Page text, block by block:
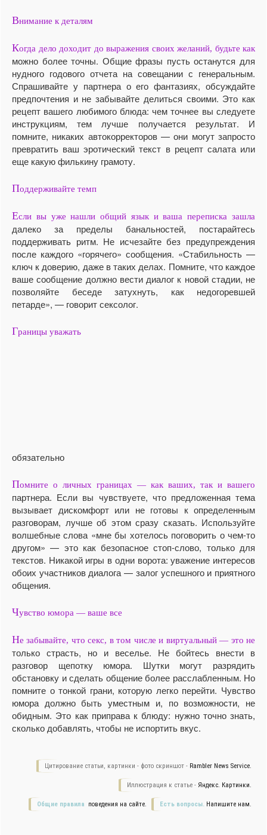
Внимание к деталям
Когда дело доходит до выражения своих желаний, будьте как
можно более точны. Общие фразы пусть останутся для
нудного годового отчета на совещании с генеральным.
Спрашивайте у партнера о его фантазиях, обсуждайте
предпочтения и не забывайте делиться своими. Это как
рецепт вашего любимого блюда: чем точнее вы следуете
инструкциям, тем лучше получается результат. И
помните, никаких автокорректоров — они могут запросто
превратить ваш эротический текст в рецепт салата или
еще какую филькину грамоту.
Поддерживайте темп
Если вы уже нашли общий язык и ваша переписка зашла
далеко за пределы банальностей, постарайтесь
поддерживать ритм. Не исчезайте без предупреждения
после каждого «горячего» сообщения. «Стабильность —
ключ к доверию, даже в таких делах. Помните, что каждое
ваше сообщение должно вести диалог к новой стадии, не
позволяйте беседе затухнуть, как недогоревшей
петарде», — говорит сексолог.
Границы уважать
обязательно
Помните о личных границах — как ваших, так и вашего
партнера. Если вы чувствуете, что предложенная тема
вызывает дискомфорт или не готовы к определенным
разговорам, лучше об этом сразу сказать. Используйте
волшебные слова «мне бы хотелось поговорить о чем-то
другом» — это как безопасное стоп-слово, только для
текстов. Никакой игры в одни ворота: уважение интересов
обоих участников диалога — залог успешного и приятного
общения.
Чувство юмора — ваше все
Не забывайте, что секс, в том числе и виртуальный — это не
только страсть, но и веселье. Не бойтесь внести в
разговор щепотку юмора. Шутки могут разрядить
обстановку и сделать общение более расслабленным. Но
помните о тонкой грани, которую легко перейти. Чувство
юмора должно быть уместным и, по возможности, не
обидным. Это как приправа к блюду: нужно точно знать,
сколько добавлять, чтобы не испортить вкус.
Цитирование статьи, картинки - фото скриншот - Rambler News Service.
Иллюстрация к статье - Яндекс. Картинки.
Есть вопросы. Напишите нам.
Общие правила поведения на сайте.